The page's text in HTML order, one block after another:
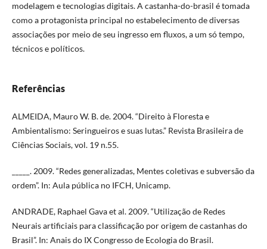
modelagem e tecnologias digitais. A castanha-do-brasil é tomada
como a protagonista principal no estabelecimento de diversas
associações por meio de seu ingresso em fluxos, a um só tempo,
técnicos e políticos.
Referências
ALMEIDA, Mauro W. B. de. 2004. “Direito à Floresta e
Ambientalismo: Seringueiros e suas lutas.” Revista Brasileira de
Ciências Sociais, vol. 19 n.55.
_____. 2009. “Redes generalizadas, Mentes coletivas e subversão da
ordem”. In: Aula pública no IFCH, Unicamp.
ANDRADE, Raphael Gava et al. 2009. “Utilização de Redes
Neurais artificiais para classificação por origem de castanhas do
Brasil”. In: Anais do IX Congresso de Ecologia do Brasil.